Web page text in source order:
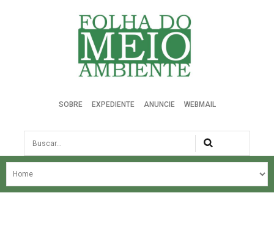
Folha do Meio Ambiente
SOBRE EXPEDIENTE ANUNCIE WEBMAIL
Busca
NOSSA HISTÓRIA